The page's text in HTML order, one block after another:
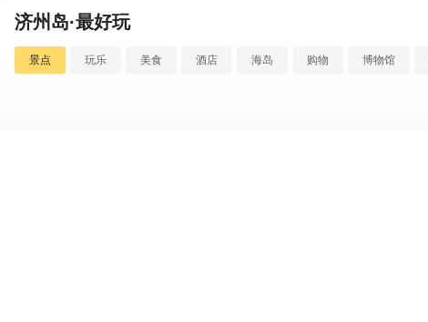
济州岛·最好玩
景点 玩乐 美食 酒店 海岛 购物 博物馆